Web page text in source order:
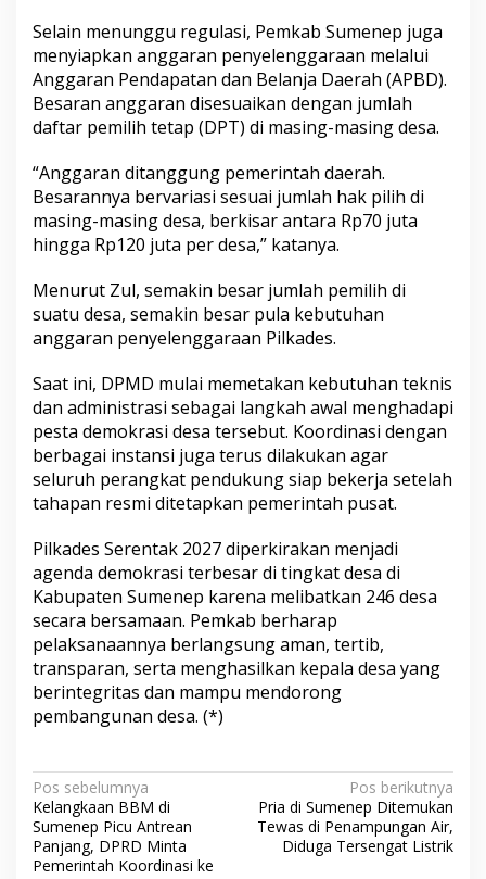
Selain menunggu regulasi, Pemkab Sumenep juga
menyiapkan anggaran penyelenggaraan melalui
Anggaran Pendapatan dan Belanja Daerah (APBD).
Besaran anggaran disesuaikan dengan jumlah
daftar pemilih tetap (DPT) di masing-masing desa.
“Anggaran ditanggung pemerintah daerah.
Besarannya bervariasi sesuai jumlah hak pilih di
masing-masing desa, berkisar antara Rp70 juta
hingga Rp120 juta per desa,” katanya.
Menurut Zul, semakin besar jumlah pemilih di
suatu desa, semakin besar pula kebutuhan
anggaran penyelenggaraan Pilkades.
Saat ini, DPMD mulai memetakan kebutuhan teknis
dan administrasi sebagai langkah awal menghadapi
pesta demokrasi desa tersebut. Koordinasi dengan
berbagai instansi juga terus dilakukan agar
seluruh perangkat pendukung siap bekerja setelah
tahapan resmi ditetapkan pemerintah pusat.
Pilkades Serentak 2027 diperkirakan menjadi
agenda demokrasi terbesar di tingkat desa di
Kabupaten Sumenep karena melibatkan 246 desa
secara bersamaan. Pemkab berharap
pelaksanaannya berlangsung aman, tertib,
transparan, serta menghasilkan kepala desa yang
berintegritas dan mampu mendorong
pembangunan desa. (*)
N
a
v
Pos sebelumnya
Kelangkaan BBM di
Sumenep Picu Antrean
Panjang, DPRD Minta
Pemerintah Koordinasi ke
Pos berikutnya
Pria di Sumenep Ditemukan
Tewas di Penampungan Air,
Diduga Tersengat Listrik